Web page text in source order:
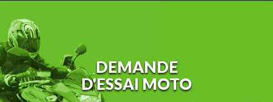
DEMANDE
D'ESSAI MOTO